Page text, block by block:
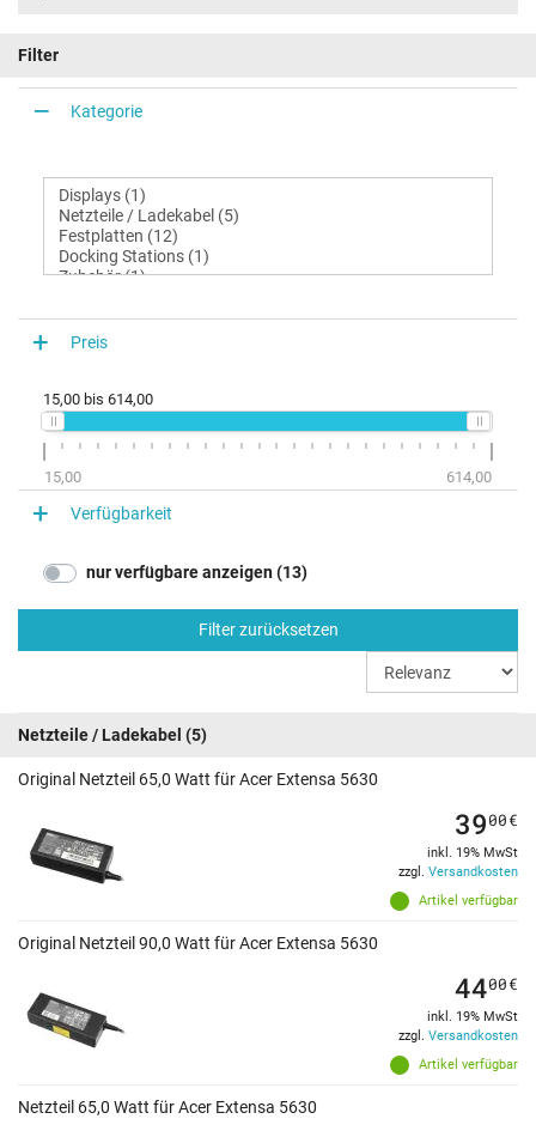
Filter
Kategorie
Preis
15,00 bis 614,00
15,00 614,00
Verfügbarkeit
nur verfügbare anzeigen (13)
Filter zurücksetzen
Netzteile / Ladekabel (5)
Original Netzteil 65,0 Watt für Acer Extensa 5630
Artikel verfügbar
3900€
inkl. 19% MwSt
zzgl. Versandkosten
Original Netzteil 90,0 Watt für Acer Extensa 5630
Artikel verfügbar
4400€
inkl. 19% MwSt
zzgl. Versandkosten
Netzteil 65,0 Watt für Acer Extensa 5630